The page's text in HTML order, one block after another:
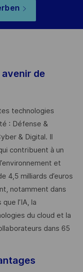
de
technologies
: Défense &
& Digital. Il
contribuent à un
et
4,5 milliards d’euros
notamment dans
l’IA, la
du cloud et la
dans 65